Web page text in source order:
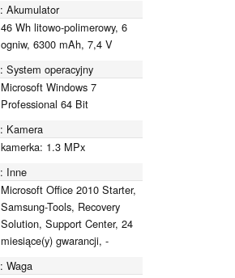
Akumulator
46 Wh litowo-polimerowy, 6
ogniw, 6300 mAh, 7,4 V
System operacyjny
Microsoft Windows 7
Professional 64 Bit
Kamera
kamerka: 1.3 MPx
Inne
Microsoft Office 2010 Starter,
Samsung-Tools, Recovery
Solution, Support Center, 24
miesiące(y) gwarancji, -
Waga